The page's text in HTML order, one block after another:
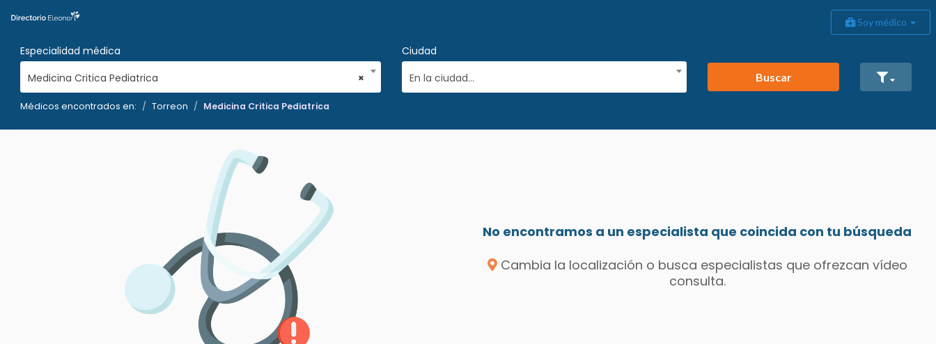
Soy médico
Especialidad médica
×
Medicina Critica Pediatrica
Ciudad
En la ciudad...
Buscar
Médicos encontrados en: Torreon Medicina Critica Pediatrica
No encontramos a un especialista que coincida con tu búsqueda
Cambia la localización o busca especialistas que ofrezcan vídeo
consulta.